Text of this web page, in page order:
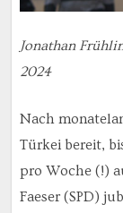
Jonathan
2024
Nach
Türkei bereit,
pro Woche (!)
Faeser (SPD)